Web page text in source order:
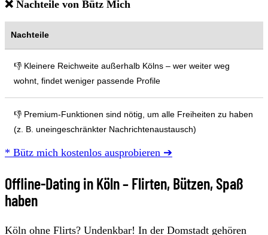
❌ Nachteile von Bütz Mich
Nachteile
👎 Kleinere Reichweite außerhalb Kölns – wer weiter weg
wohnt, findet weniger passende Profile
👎 Premium-Funktionen sind nötig, um alle Freiheiten zu haben
(z. B. uneingeschränkter Nachrichtenaustausch)
* Bütz mich kostenlos ausprobieren ➔
Offline-Dating in Köln – Flirten, Bützen, Spaß
haben
Köln ohne Flirts? Undenkbar! In der Domstadt gehören